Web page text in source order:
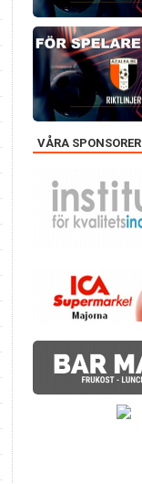
VÅRA SPONSORER